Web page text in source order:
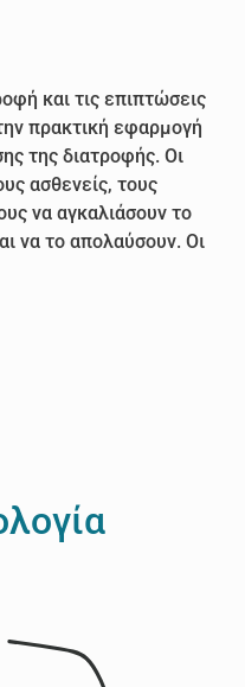
και τις επιπτώσεις
πρακτική εφαρμογή
της διατροφής. Οι
ασθενείς, τους
να αγκαλιάσουν το
να το απολαύσουν. Οι